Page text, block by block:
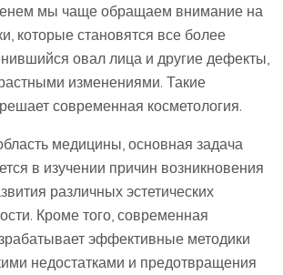
мы чаще обращаем внимание на
которые становятся все более
овал лица и другие дефекты,
изменениями. Такие
современная косметология.
медицины, основная задача
в изучении причин возникновения
различных эстетических
Кроме того, современная
эффективные методики
недостатками и предотвращения